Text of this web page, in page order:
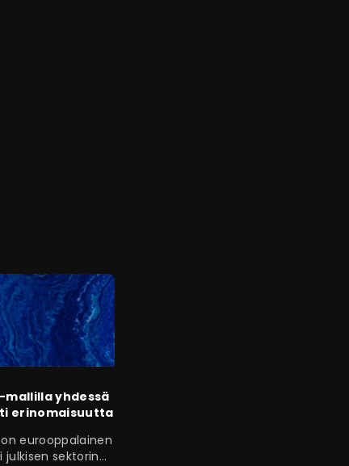
mallilla yhdessä
erinomaisuutta
on eurooppalainen
julkisen sektorin